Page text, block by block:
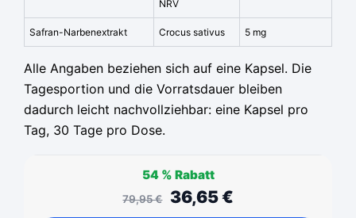
NRV
Safran-Narbenextrakt Crocus sativus 5 mg
Alle Angaben beziehen sich auf eine Kapsel. Die
Tagesportion und die Vorratsdauer bleiben
dadurch leicht nachvollziehbar: eine Kapsel pro
Tag, 30 Tage pro Dose.
54 % Rabatt
79,95€ 36,65€